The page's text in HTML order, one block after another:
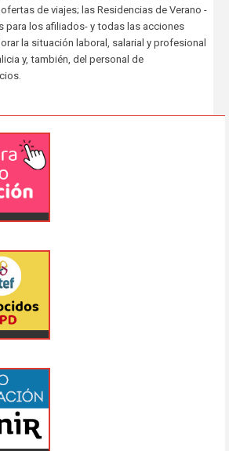
de viajes; las Residencias de Verano -
para los afiliados- y todas las acciones
la situación laboral, salarial y profesional
y, también, del personal de